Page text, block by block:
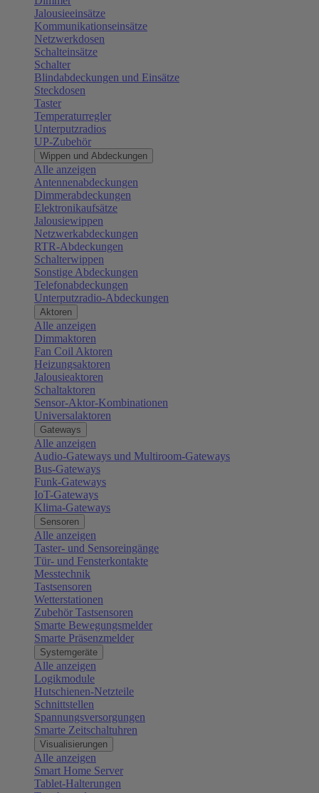
Jalousieeinsätze
Kommunikationseinsätze
Netzwerkdosen
Schalteinsätze
Schalter
Blindabdeckungen und Einsätze
Steckdosen
Taster
Temperaturregler
Unterputzradios
UP-Zubehör
Wippen und Abdeckungen
Alle anzeigen
Antennenabdeckungen
Dimmerabdeckungen
Elektronikaufsätze
Jalousiewippen
Netzwerkabdeckungen
RTR-Abdeckungen
Schalterwippen
Sonstige Abdeckungen
Telefonabdeckungen
Unterputzradio-Abdeckungen
Aktoren
Alle anzeigen
Dimmaktoren
Fan Coil Aktoren
Heizungsaktoren
Jalousieaktoren
Schaltaktoren
Sensor-Aktor-Kombinationen
Universalaktoren
Gateways
Alle anzeigen
Audio-Gateways und Multiroom-Gateways
Bus-Gateways
Funk-Gateways
IoT-Gateways
Klima-Gateways
Sensoren
Alle anzeigen
Taster- und Sensoreingänge
Tür- und Fensterkontakte
Messtechnik
Tastsensoren
Wetterstationen
Zubehör Tastsensoren
Smarte Bewegungsmelder
Smarte Präsenzmelder
Systemgeräte
Alle anzeigen
Logikmodule
Hutschienen-Netzteile
Schnittstellen
Spannungsversorgungen
Smarte Zeitschaltuhren
Visualisierungen
Alle anzeigen
Smart Home Server
Tablet-Halterungen